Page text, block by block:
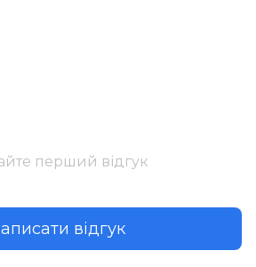
перший відгук
відгук